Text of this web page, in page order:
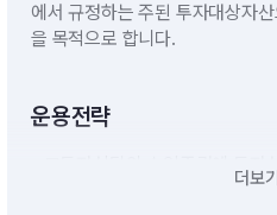
에서 규정하는 주된 투자대상자
을 목적으로 합니다.
운용전략
- 모투자신탁의 수익증권에 투자
획입니다.- 단기대출 및 금융기
더보기